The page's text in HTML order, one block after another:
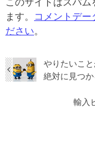
ます。
コメントデー
ださい。
やりたいこ
絶対に見つか
輸入